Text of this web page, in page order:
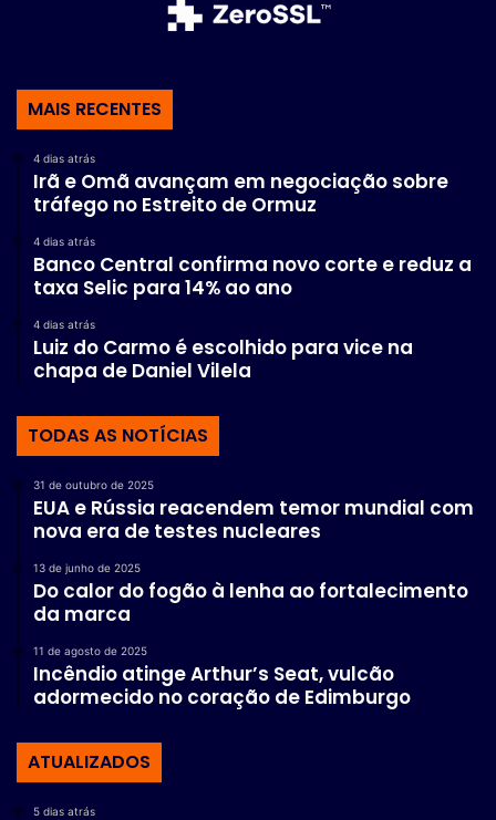
MAIS RECENTES
4 dias atrás
Irã e Omã avançam em negociação sobre
tráfego no Estreito de Ormuz
4 dias atrás
Banco Central confirma novo corte e reduz a
taxa Selic para 14% ao ano
4 dias atrás
Luiz do Carmo é escolhido para vice na
chapa de Daniel Vilela
TODAS AS NOTÍCIAS
31 de outubro de 2025
EUA e Rússia reacendem temor mundial com
nova era de testes nucleares
13 de junho de 2025
Do calor do fogão à lenha ao fortalecimento
da marca
11 de agosto de 2025
Incêndio atinge Arthur’s Seat, vulcão
adormecido no coração de Edimburgo
ATUALIZADOS
5 dias atrás